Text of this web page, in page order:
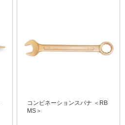
コンビネーションスパナ ＜RB
MS＞